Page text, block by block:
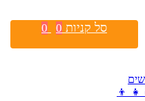
סל קניות 0
0